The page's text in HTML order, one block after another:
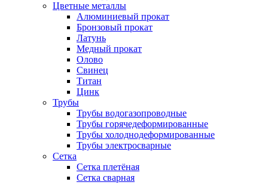
Цветные металлы
Алюминиевый прокат
Бронзовый прокат
Латунь
Медный прокат
Олово
Свинец
Титан
Цинк
Трубы
Трубы водогазопроводные
Трубы горячедеформированные
Трубы холоднодеформированные
Трубы электросварные
Сетка
Сетка плетёная
Сетка сварная